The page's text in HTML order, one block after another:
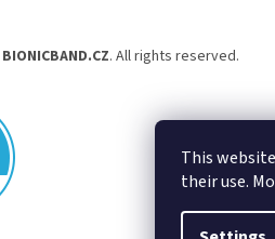
This
their use.
BIONICBAND.CZ. All rights reserved.